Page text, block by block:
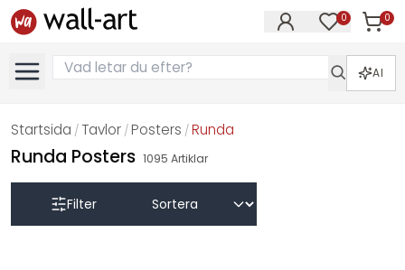
0 0
AI
Startsida / Tavlor / Posters /Runda
Runda Posters 1095 Artiklar
Filter